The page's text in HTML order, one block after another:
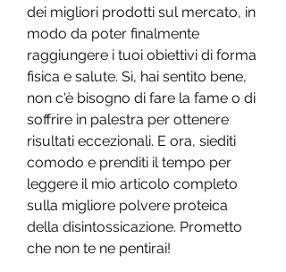
dei migliori prodotti sul mercato, in
modo da poter finalmente
raggiungere i tuoi obiettivi di forma
fisica e salute. Sì, hai sentito bene,
non c'è bisogno di fare la fame o di
soffrire in palestra per ottenere
risultati eccezionali. E ora, siediti
comodo e prenditi il tempo per
leggere il mio articolo completo
sulla migliore polvere proteica
della disintossicazione. Prometto
che non te ne pentirai!